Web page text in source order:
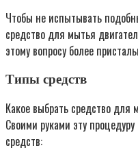
Чтобы не испытывать
средство для мытья
этому вопросу более
Типы средств
Какое выбрать средство для
Своими руками эту
средств: